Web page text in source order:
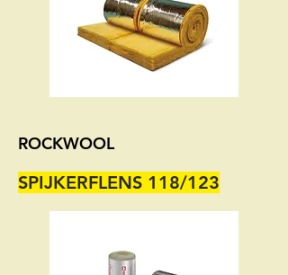
ROCKWOOL
SPIJKERFLENS 118/123